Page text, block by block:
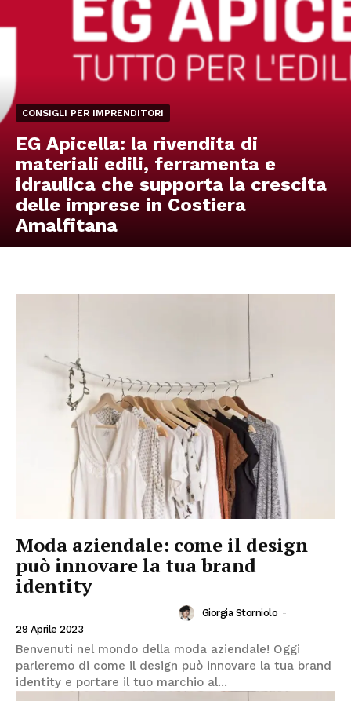
CONSIGLI PER IMPRENDITORI
EG Apicella: la rivendita di
materiali edili, ferramenta e
idraulica che supporta la crescita
delle imprese in Costiera
Amalfitana
Moda aziendale: come il design
può innovare la tua brand
identity
Giorgia Storniolo -
29 Aprile 2023
Benvenuti nel mondo della moda aziendale! Oggi
parleremo di come il design può innovare la tua brand
identity e portare il tuo marchio al...